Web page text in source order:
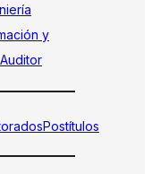
y
Postítulos